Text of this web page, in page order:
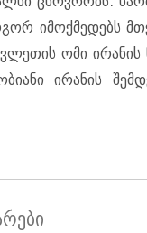
იმოქ­მე­დებს
ომი
ირა­ნის